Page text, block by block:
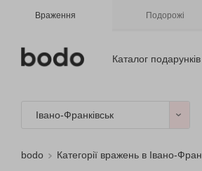
Враження Подорожі
Каталог подарунків
Івано-Франківськ
bodo Категорії вражень в Івано-